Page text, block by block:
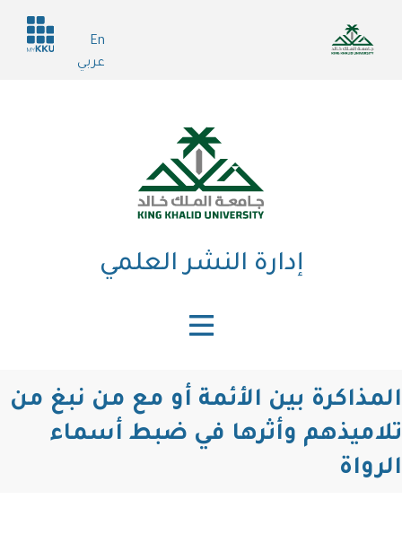
المحتوى
En
عربي
Header
services
إدارة النشر العلمي
المذاكرة بين الأئمة أو مع من نبغ من
تلاميذهم وأثرها في ضبط أسماء
الرواة